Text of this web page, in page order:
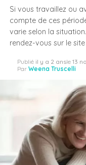
Si vous travaillez ou
compte de ces
varie selon la
rendez-vous sur le
Publié il y a 2 ansle 13
Par Weena Truscelli